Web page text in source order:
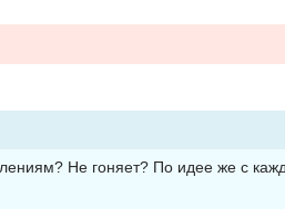
Не гоняет? По идее же с